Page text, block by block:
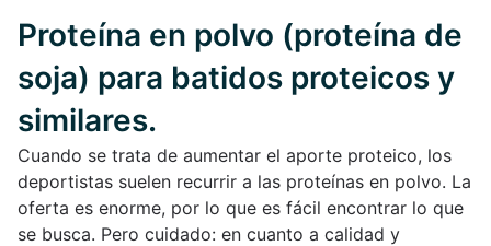
Proteína en polvo (proteína de
soja) para batidos proteicos y
similares.
Cuando se trata de aumentar el aporte proteico, los
deportistas suelen recurrir a las proteínas en polvo. La
oferta es enorme, por lo que es fácil encontrar lo que
se busca. Pero cuidado: en cuanto a calidad y